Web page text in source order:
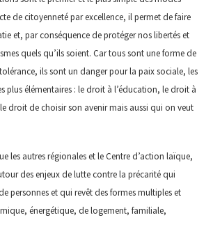
de citoyenneté par excellence, il permet de faire
et, par conséquence de protéger nos libertés et
quels qu’ils soient. Car tous sont une forme de
ils sont un danger pour la paix sociale, les
plus élémentaires : le droit à l’éducation, le droit à
droit de choisir son avenir mais aussi qui on veut
les autres régionales et le Centre d’action laïque,
des enjeux de lutte contre la précarité qui
personnes et qui revêt des formes multiples et
énergétique, de logement, familiale,